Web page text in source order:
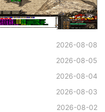
2026-08-08
2026-08-05
2026-08-04
2026-08-03
2026-08-02